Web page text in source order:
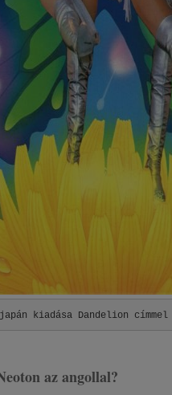
kiadása Dandelion
az angollal?